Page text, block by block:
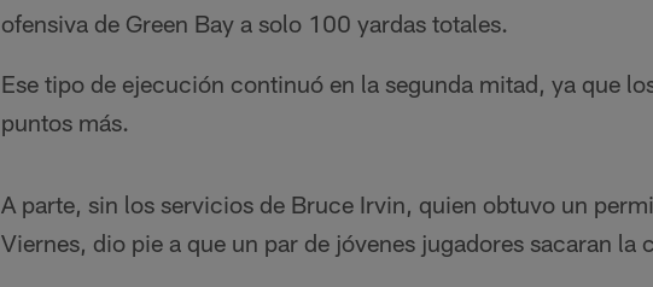
ofensiva de Green Bay a solo 100 yardas totales.
Ese tipo de ejecución continuó en la segunda mitad, ya que
puntos más.
A parte, sin los servicios de Bruce Irvin, quien obtuvo un
Viernes, dio pie a que un par de jóvenes jugadores sacaran la